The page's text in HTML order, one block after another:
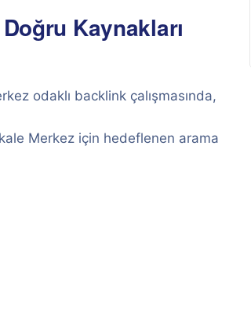
Kaynakları
odaklı backlink çalışmasında,
Merkez için hedeflenen arama